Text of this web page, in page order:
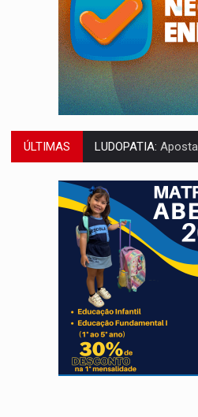
ÚLTIMAS
OVNIS NA LUA:
ACABOU COM
VÍDEO: Ladrão é
BOLSAS DE
MATERIAL: Brasil tem
VÍDEO: Serpente
HOMENAGEM: